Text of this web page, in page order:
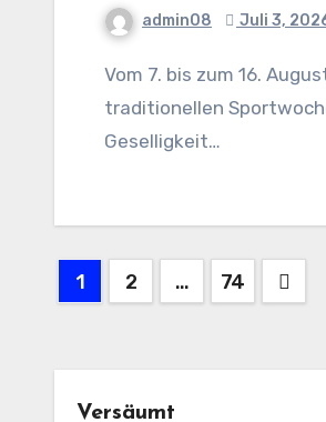
admin08 Juli 3,
Vom 7. bis zum 16. August ist es wieder soweit: Der SC Salingia 08 Barmen lädt zur
traditionellen
Geselligkeit…
1 2 … 74
Versäumt